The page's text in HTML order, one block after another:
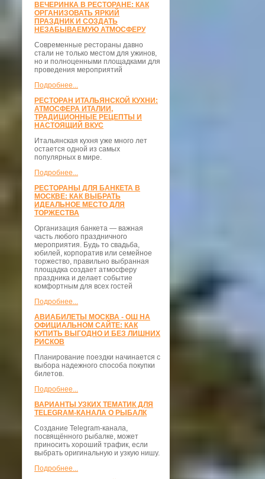
ВЕЧЕРИНКА В РЕСТОРАНЕ: КАК
ОРГАНИЗОВАТЬ ЯРКИЙ
ПРАЗДНИК И СОЗДАТЬ
НЕЗАБЫВАЕМУЮ АТМОСФЕРУ
Современные рестораны давно
стали не только местом для ужинов,
но и полноценными площадками для
проведения мероприятий
Подробнее...
РЕСТОРАН ИТАЛЬЯНСКОЙ КУХНИ:
АТМОСФЕРА ИТАЛИИ,
ТРАДИЦИОННЫЕ РЕЦЕПТЫ И
НАСТОЯЩИЙ ВКУС
Итальянская кухня уже много лет
остается одной из самых
популярных в мире.
Подробнее...
РЕСТОРАНЫ ДЛЯ БАНКЕТА В
МОСКВЕ: КАК ВЫБРАТЬ
ИДЕАЛЬНОЕ МЕСТО ДЛЯ
ТОРЖЕСТВА
Организация банкета — важная
часть любого праздничного
мероприятия. Будь то свадьба,
юбилей, корпоратив или семейное
торжество, правильно выбранная
площадка создает атмосферу
праздника и делает событие
комфортным для всех гостей
Подробнее...
АВИАБИЛЕТЫ МОСКВА - ОШ НА
ОФИЦИАЛЬНОМ САЙТЕ: КАК
КУПИТЬ ВЫГОДНО И БЕЗ ЛИШНИХ
РИСКОВ
Планирование поездки начинается с
выбора надежного способа покупки
билетов.
Подробнее...
ВАРИАНТЫ УЗКИХ ТЕМАТИК ДЛЯ
TELEGRAM-КАНАЛА О РЫБАЛК
Создание Telegram-канала,
посвящённого рыбалке, может
приносить хороший трафик, если
выбрать оригинальную и узкую нишу.
Подробнее...